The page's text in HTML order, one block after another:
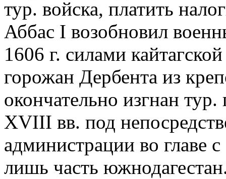
тур. войска, платить
Аббас I возобновил
1606 г. силами
горожан Дербента из
окончательно изгнан
XVIII вв. под
администрации во главе
лишь часть